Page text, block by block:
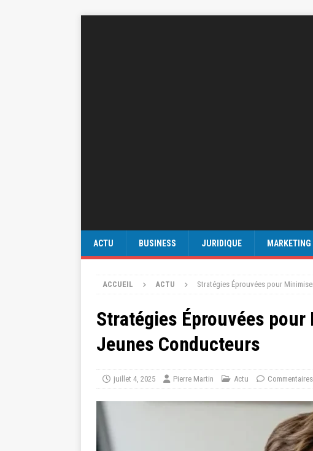
ACTU BUSINESS JURIDIQUE MARKETING
ACCUEIL ACTU Stratégies Éprouvées pour
Stratégies Éprouvées
Jeunes Conducteurs
juillet 4, 2025 Pierre Martin Actu